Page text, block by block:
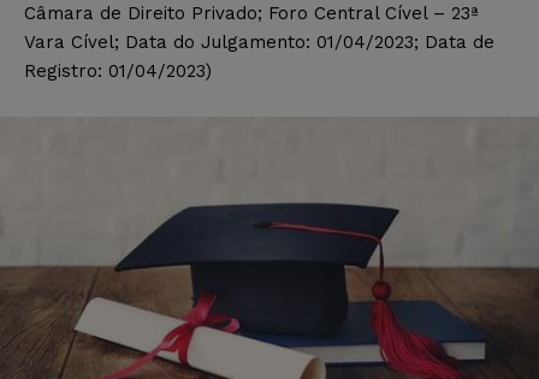
Câmara de Direito Privado; Foro Central Cível – 23ª
Vara Cível; Data do Julgamento: 01/04/2023; Data de
Registro: 01/04/2023)